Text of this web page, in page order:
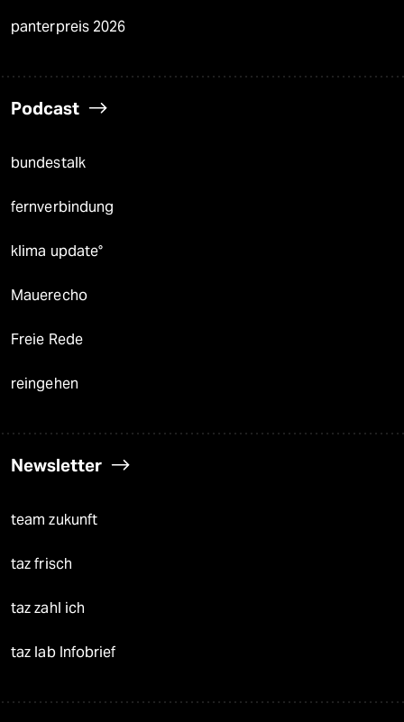
panterpreis 2026
Podcast
bundestalk
fernverbindung
klima update°
Mauerecho
Freie Rede
reingehen
Newsletter
team zukunft
taz frisch
taz zahl ich
taz lab Infobrief